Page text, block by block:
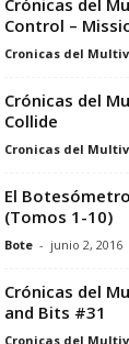
Crónicas del
Control –
Cronicas del
Crónicas del
Collide
Cronicas del
El
(Tomos 1-10)
Bote - junio 2, 2016
Crónicas del
and Bits #31
Cronicas del